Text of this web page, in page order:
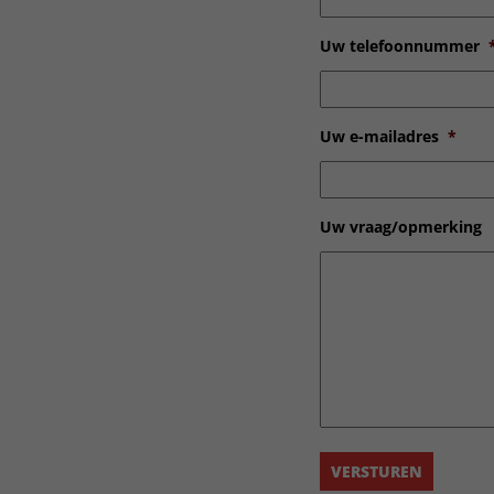
Uw telefoonnummer
Uw e-mailadres *
Uw vraag/opmerking